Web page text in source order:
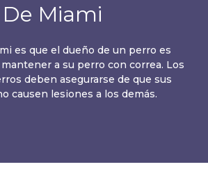
De Miami
es que el dueño de un perro es
a su perro con correa. Los
deben asegurarse de que sus
causen lesiones a los demás.